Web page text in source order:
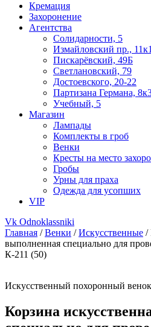
Кремация
Захоронение
Агентства
Солидарности, 5
Измайловский пр., 11к1
Пискарёвский, 49Б
Светлановский, 79
Достоевского, 20-22
Партизана Германа,
Учебный, 5
Магазин
Лампады
Комплекты в гроб
Венки
Кресты на место
Гробы
Урны для праха
Одежда для усопших
VIP
Vk Odnoklassniki
Главная /Венки /Искусственные /
выполненная специально для
К-211 (50)
Искусственный похоронный венок
Корзина